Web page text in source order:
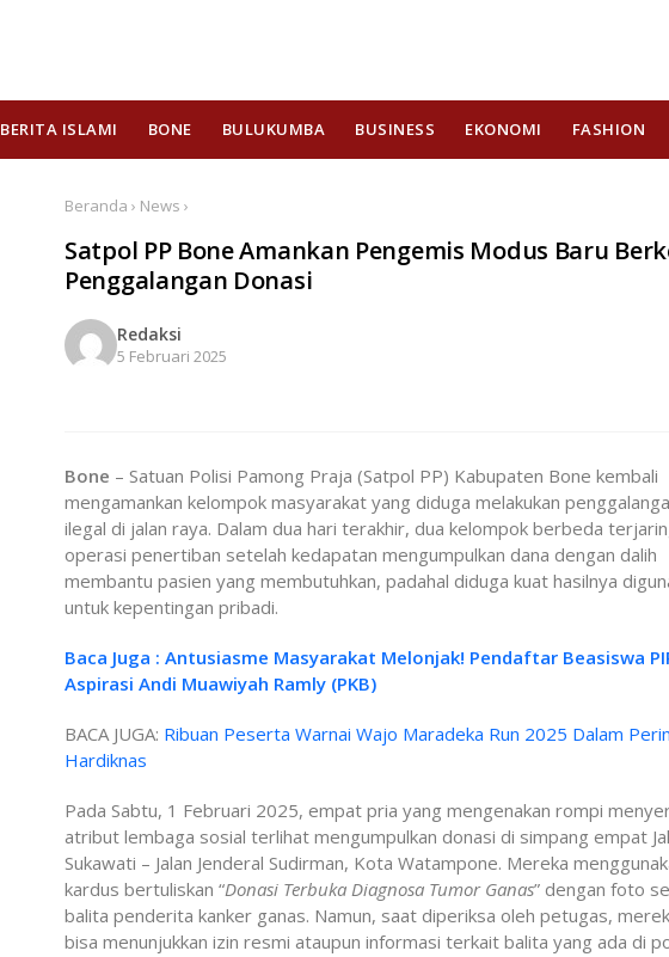
BERITA ISLAMI BONE BULUKUMBA BUSINESS EKONOMI FASHION
Beranda › News ›
Satpol PP Bone Amankan Pengemis Modus Baru
Penggalangan Donasi
Redaksi
5 Februari 2025
Bone – Satuan Polisi Pamong Praja (Satpol PP) Kabupaten Bone kembali
mengamankan kelompok masyarakat yang diduga melakukan
ilegal di jalan raya. Dalam dua hari terakhir, dua kelompok berbeda
operasi penertiban setelah kedapatan mengumpulkan dana dengan dalih
membantu pasien yang membutuhkan, padahal diduga kuat hasilnya
untuk kepentingan pribadi.
Baca Juga : Antusiasme Masyarakat Melonjak! Pendaftar Beasiswa
Aspirasi Andi Muawiyah Ramly (PKB)
BACA JUGA: Ribuan Peserta Warnai Wajo Maradeka Run 2025 Dalam
Hardiknas
Pada Sabtu, 1 Februari 2025, empat pria yang mengenakan rompi
atribut lembaga sosial terlihat mengumpulkan donasi di simpang empat
Sukawati – Jalan Jenderal Sudirman, Kota Watampone. Mereka
kardus bertuliskan “Donasi Terbuka Diagnosa Tumor Ganas” dengan foto
balita penderita kanker ganas. Namun, saat diperiksa oleh petugas,
bisa menunjukkan izin resmi ataupun informasi terkait balita yang ada di